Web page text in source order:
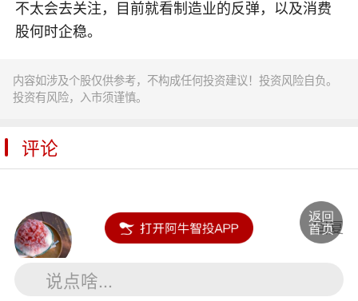
不太会去关注，目前就看制造业的反弹，以及消费
股何时企稳。
内容如涉及个股仅供参考，不构成任何投资建议！投资风险自负。
投资有风险，入市须谨慎。
评论
叶少彬 回复
王老师的说的还是非常靠谱的，
说点啥...